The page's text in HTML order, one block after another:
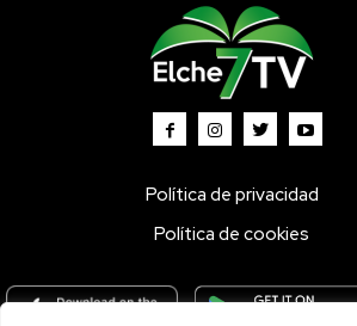
Política de privacidad
Política de cookies